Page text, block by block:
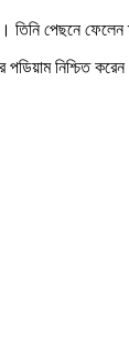
পেছনে ফেলেন
পডিয়াম নিশ্চিত